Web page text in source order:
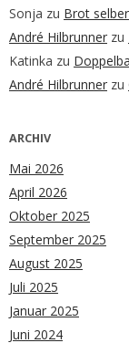
Sonja zu Brot
André Hilbrunner zu
Katinka zu
André Hilbrunner zu
ARCHIV
Mai 2026
April 2026
Oktober 2025
September 2025
August 2025
Juli 2025
Januar 2025
Juni 2024